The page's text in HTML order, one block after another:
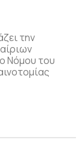
την
Νόμου του